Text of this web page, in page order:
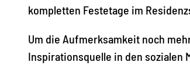
kompletten Festetage im
Um die Aufmerksamkeit noch
Inspirationsquelle in den sozialen